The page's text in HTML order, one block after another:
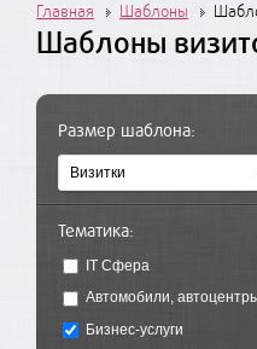
Главная Шаблоны
Шаблоны
Размер шаблона:
Тематика:
IT Сфера
Автомобили,
Бизнес-услуги